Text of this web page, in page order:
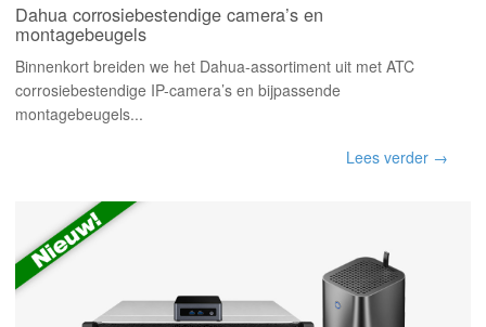
Dahua corrosiebestendige camera’s en
montagebeugels
Binnenkort breiden we het Dahua-assortiment uit met ATC
corrosiebestendige IP-camera’s en bijpassende
montagebeugels...
Lees verder →